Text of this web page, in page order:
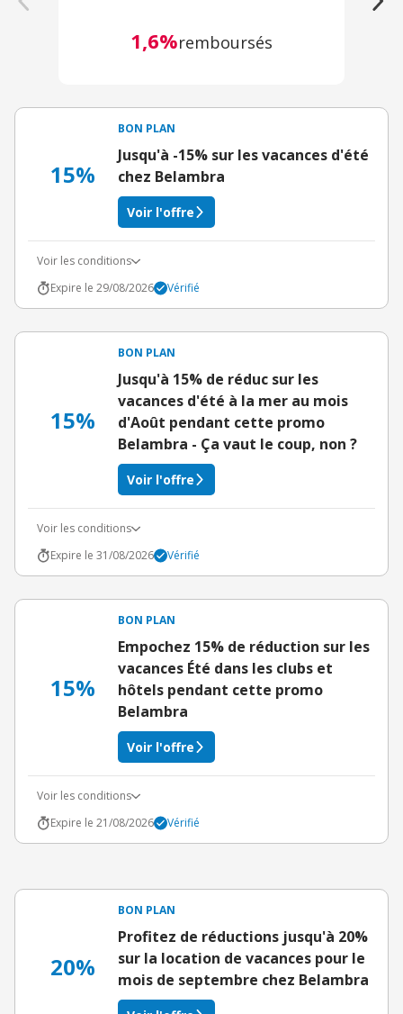
1,6%remboursés
15%
BON PLAN
Jusqu'à -15% sur les vacances d'été
chez Belambra
Voir l'offre
Voir les conditions
Expire le 29/08/2026
Vérifié
15%
BON PLAN
Jusqu'à 15% de réduc sur les
vacances d'été à la mer au mois
d'Août pendant cette promo
Belambra - Ça vaut le coup, non ?
Voir l'offre
Voir les conditions
Expire le 31/08/2026
Vérifié
15%
BON PLAN
Empochez 15% de réduction sur les
vacances Été dans les clubs et
hôtels pendant cette promo
Belambra
Voir l'offre
Voir les conditions
Expire le 21/08/2026
Vérifié
20%
BON PLAN
Profitez de réductions jusqu'à 20%
sur la location de vacances pour le
mois de septembre chez Belambra